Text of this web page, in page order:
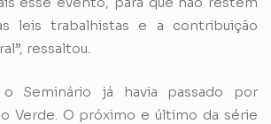
leis trabalhistas e a contribuição
ressaltou.
Seminário já havia passado por
Verde. O próximo e último da série